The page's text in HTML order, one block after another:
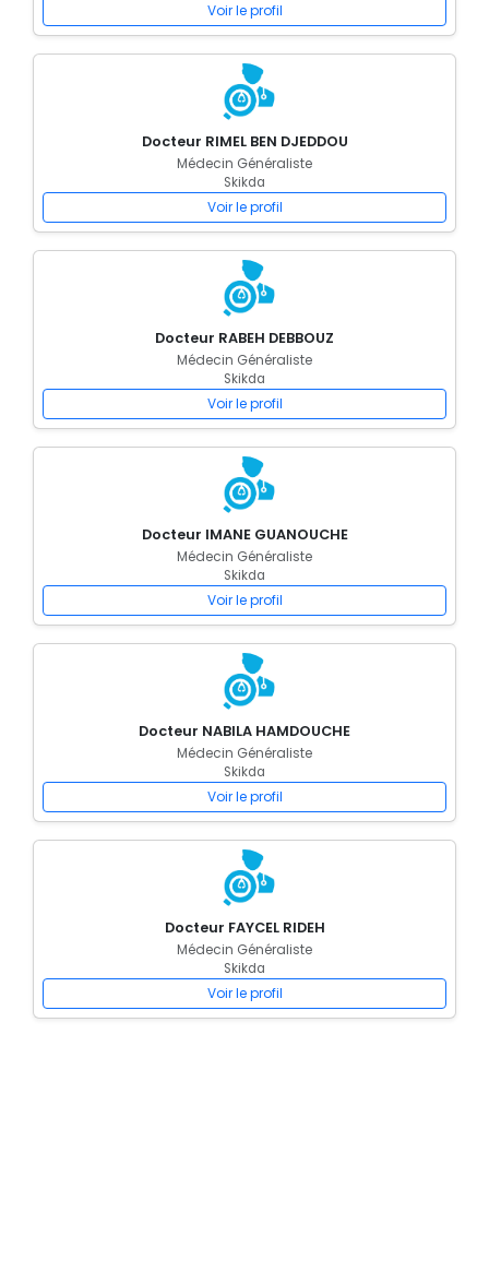
Voir le profil
Docteur RIMEL BEN DJEDDOU
Médecin Généraliste
Skikda
Voir le profil
Docteur RABEH DEBBOUZ
Médecin Généraliste
Skikda
Voir le profil
Docteur IMANE GUANOUCHE
Médecin Généraliste
Skikda
Voir le profil
Docteur NABILA HAMDOUCHE
Médecin Généraliste
Skikda
Voir le profil
Docteur FAYCEL RIDEH
Médecin Généraliste
Skikda
Voir le profil